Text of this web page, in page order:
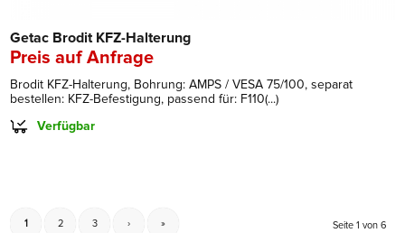
Getac Brodit KFZ-Halterung
Preis auf Anfrage
Brodit KFZ-Halterung, Bohrung: AMPS / VESA 75/100, separat
bestellen: KFZ-Befestigung, passend für: F110(...)
Verfügbar
Seite 1 von 6
1 2 3 › »